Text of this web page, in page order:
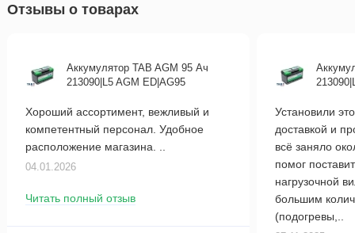
Отзывы о товарах
Аккумулятор TAB AGM 95 Ач
213090|L5 AGM ED|AG95
Хороший ассортимент, вежливый и
компетентный персонал. Удобное
расположение магазина. ..
04.01.2026
Читать полный отзыв
Установили
доставкой и
всё заняло
помог
нагрузочной
большим
(подогревы,..